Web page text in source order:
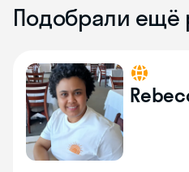
Подобрали ещё